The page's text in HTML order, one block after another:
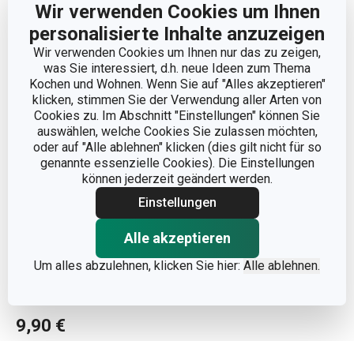
Wir verwenden Cookies um Ihnen
personalisierte Inhalte anzuzeigen
Wir verwenden Cookies um Ihnen nur das zu zeigen,
was Sie interessiert, d.h. neue Ideen zum Thema
Kochen und Wohnen. Wenn Sie auf "Alles akzeptieren"
klicken, stimmen Sie der Verwendung aller Arten von
Cookies zu. Im Abschnitt "Einstellungen" können Sie
auswählen, welche Cookies Sie zulassen möchten,
oder auf "Alle ablehnen" klicken (dies gilt nicht für so
genannte essenzielle Cookies). Die Einstellungen
können jederzeit geändert werden.
Einstellungen
Alle akzeptieren
Um alles abzulehnen, klicken Sie hier: Alle ablehnen.
Warenkorb Warenkorb
9,90 €